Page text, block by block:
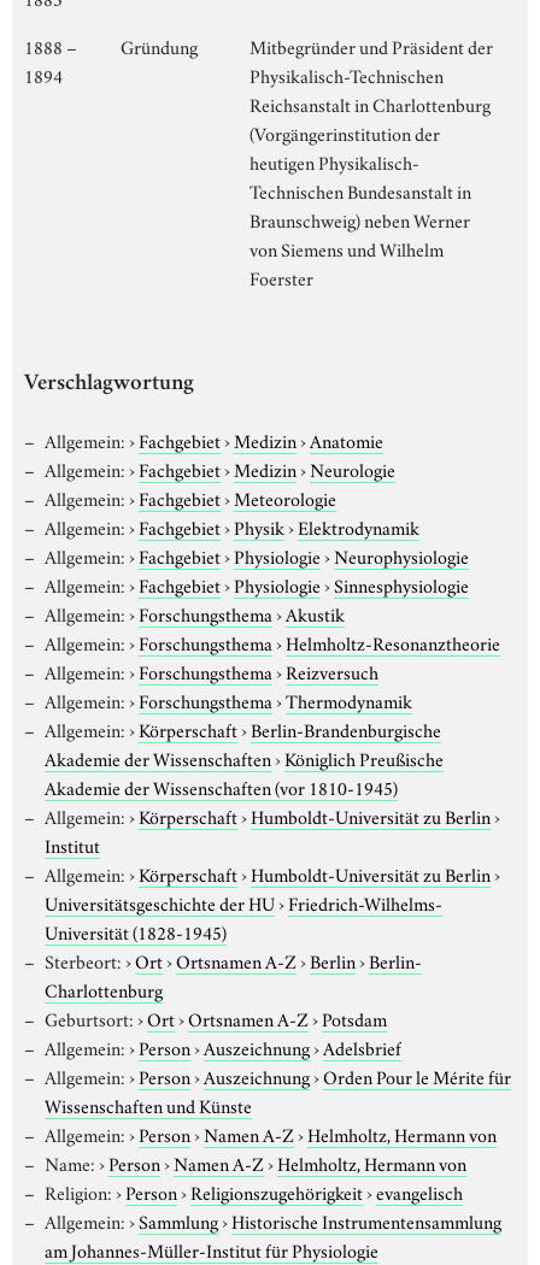
1888 –
1894
Gründung
Mitbegründer und Präsident der
Physikalisch-Technischen
Reichsanstalt in Charlottenburg
(Vorgängerinstitution der
heutigen Physikalisch-
Technischen Bundesanstalt in
Braunschweig) neben Werner
von Siemens und Wilhelm
Foerster
Verschlagwortung
Allgemein:›Fachgebiet›Medizin›Anatomie
Allgemein:›Fachgebiet›Medizin›Neurologie
Allgemein:›Fachgebiet›Meteorologie
Allgemein:›Fachgebiet›Physik›Elektrodynamik
Allgemein:›Fachgebiet›Physiologie›Neurophysiologie
Allgemein:›Fachgebiet›Physiologie›Sinnesphysiologie
Allgemein:›Forschungsthema›Akustik
Allgemein:›Forschungsthema›Helmholtz-Resonanztheorie
Allgemein:›Forschungsthema›Reizversuch
Allgemein:›Forschungsthema›Thermodynamik
Allgemein:›Körperschaft›Berlin-Brandenburgische
Akademie der Wissenschaften›Königlich Preußische
Akademie der Wissenschaften (vor 1810-1945)
Allgemein:›Körperschaft›Humboldt-Universität zu Berlin›
Institut
Allgemein:›Körperschaft›Humboldt-Universität zu Berlin›
Universitätsgeschichte der HU›Friedrich-Wilhelms-
Universität (1828-1945)
Sterbeort:›Ort›Ortsnamen A-Z›Berlin›Berlin-
Charlottenburg
Geburtsort:›Ort›Ortsnamen A-Z›Potsdam
Allgemein:›Person›Auszeichnung›Adelsbrief
Allgemein:›Person›Auszeichnung›Orden Pour le Mérite für
Wissenschaften und Künste
Allgemein:›Person›Namen A-Z›Helmholtz, Hermann von
Name:›Person›Namen A-Z›Helmholtz, Hermann von
Religion:›Person›Religionszugehörigkeit›evangelisch
Allgemein:›Sammlung›Historische Instrumentensammlung
am Johannes-Müller-Institut für Physiologie